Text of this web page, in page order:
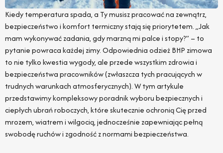
Kiedy temperatura spada, a Ty musisz pracować na zewnątrz,
bezpieczeństwo i komfort termiczny stają się priorytetem. „Jak
mam wykonywać zadania, gdy marzną mi palce i stopy?” – to
pytanie powraca każdej zimy. Odpowiednia odzież BHP zimowa
to nie tylko kwestia wygody, ale przede wszystkim zdrowia i
bezpieczeństwa pracowników (zwłaszcza tych pracujących w
trudnych warunkach atmosferycznych). W tym artykule
przedstawimy kompleksowy poradnik wyboru bezpiecznych i
ciepłych ubrań roboczych, które skutecznie ochronią Cię przed
mrozem, wiatrem i wilgocią, jednocześnie zapewniając pełną
swobodę ruchów i zgodność z normami bezpieczeństwa.